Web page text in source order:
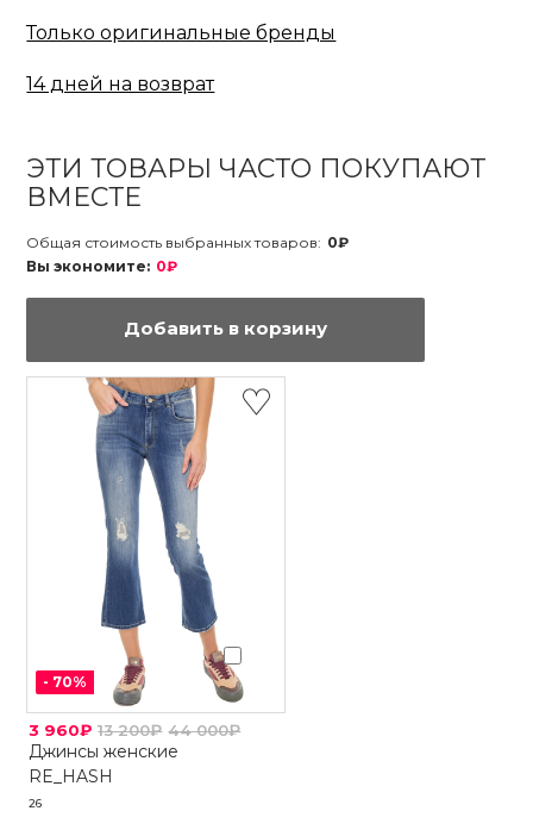
Только оригинальные бренды
14 дней на возврат
ЭТИ ТОВАРЫ ЧАСТО ПОКУПАЮТ
ВМЕСТЕ
Общая стоимость выбранных товаров: 0₽
Вы экономите: 0₽
Добавить в корзину
- 70%
3 960₽ 13 200₽ 44 000₽
Джинсы женские
RE_HASH
26